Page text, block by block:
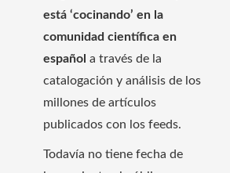
está ‘cocinando’ en la
comunidad científica en
español a través de la
catalogación y análisis de los
millones de artículos
publicados con los feeds.
Todavía no tiene fecha de